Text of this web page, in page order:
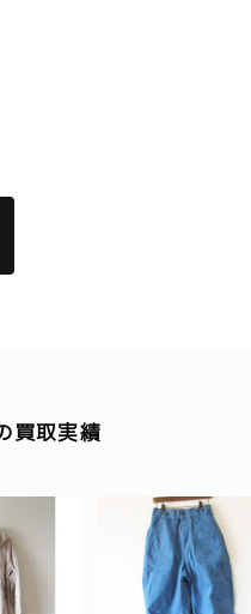
買取実績